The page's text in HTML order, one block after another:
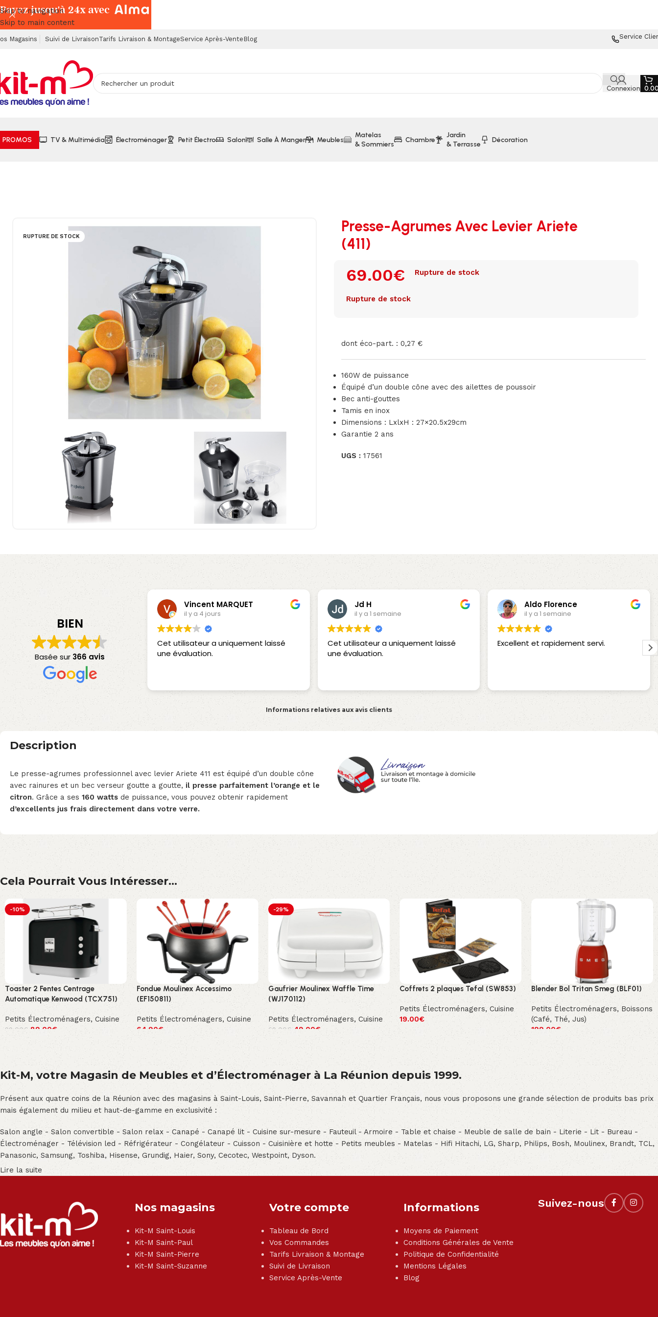
Skip to navigation
Skip to main content
Magasins Suivi de LivraisonTarifs Livraison & MontageService Après-Vente Blog Service
Connexion
PROMOS TV & Multimédia Électroménager Petit Électro Salon Salle À Manger Meubles
Matelas
& Sommiers
Chambre
Jardin
& Terrasse
Décoration
RUPTURE DE STOCK
Presse-Agrumes Avec Levier Ariete
(411)
69.00€ Rupture de stock
Rupture de stock
dont éco-part. : 0,27 €
160W de puissance
Équipé d’un double cône avec des ailettes de poussoir
Bec anti-gouttes
Tamis en inox
Dimensions : LxlxH : 27×20.5x29cm
Garantie 2 ans
UGS : 17561
BIEN
Basée sur 366 avis
Vincent MARQUET
il y a 4 jours
Cet utilisateur a uniquement laissé
une évaluation.
Jd H
il y a 1 semaine
Cet utilisateur a uniquement laissé
une évaluation.
Aldo Florence
il y a 1 semaine
Excellent et rapidement servi.
Informations relatives aux avis clients
Description
Le presse-agrumes professionnel avec levier Ariete 411 est équipé d’un double cône
avec rainures et un bec verseur goutte a goutte, il presse parfaitement l’orange et le
citron. Grâce a ses 160 watts de puissance, vous pouvez obtenir rapidement
d’excellents jus frais directement dans votre verre.
Cela Pourrait Vous Intéresser...
-10%
Toaster 2 Fentes Centrage
Automatique Kenwood (TCX751)
Petits Électroménagers,Cuisine
99.00€ 89.00€
Fondue Moulinex Accessimo
(EF150811)
Petits Électroménagers, Cuisine
64.90€
-29%
Gaufrier Moulinex Waffle Time
(WJ170112)
Petits Électroménagers, Cuisine
69.00€ 49.00€
Coffrets 2 plaques Tefal (SW853)
Petits Électroménagers,Cuisine
19.00€
Blender Bol Tritan Smeg (BLF01)
Petits Électroménagers, Boissons
(Café, Thé, Jus)
199.00€
Kit-M, votre Magasin de Meubles et d’Électroménager à La Réunion depuis 1999.
Présent aux quatre coins de la Réunion avec des magasins à Saint-Louis, Saint-Pierre, Savannah et Quartier Français, nous vous proposons une grande sélection de produits bas prix
mais également du milieu et haut-de-gamme en exclusivité :
Salon angle - Salon convertible - Salon relax - Canapé - Canapé lit - Cuisine sur-mesure - Fauteuil - Armoire - Table et chaise - Meuble de salle de bain - Literie - Lit - Bureau -
Électroménager - Télévision led - Réfrigérateur - Congélateur - Cuisson - Cuisinière et hotte - Petits meubles - Matelas - Hifi Hitachi, LG, Sharp, Philips, Bosh, Moulinex, Brandt, TCL,
Panasonic, Samsung, Toshiba, Hisense, Grundig, Haier, Sony, Cecotec, Westpoint, Dyson.
Lire la suite
Nos magasins
Kit-M Saint-Louis
Kit-M Saint-Paul
Kit-M Saint-Pierre
Kit-M Saint-Suzanne
Votre compte
Tableau de Bord
Vos Commandes
Tarifs Livraison & Montage
Suivi de Livraison
Service Après-Vente
Informations
Moyens de Paiement
Conditions Générales de Vente
Politique de Confidentialité
Mentions Légales
Blog
Suivez-nous
Payez jusqu'à 24x avec